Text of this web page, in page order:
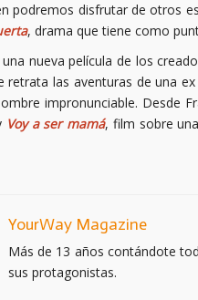
podremos disfrutar de otros
, drama que tiene como
nueva película de los
retrata las aventuras de una
impronunciable. Desde
Voy a ser mamá, film sobre
YourWay Magazine
Más de 13 años contándote
sus protagonistas.